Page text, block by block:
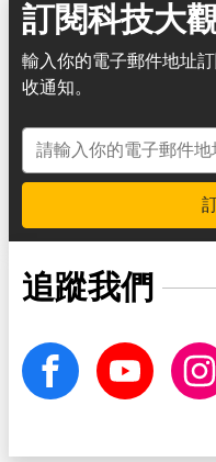
訂閱科技大
輸入你的電子郵件地址
收通知。
電子郵件地址
追蹤我們
facebook Youtube